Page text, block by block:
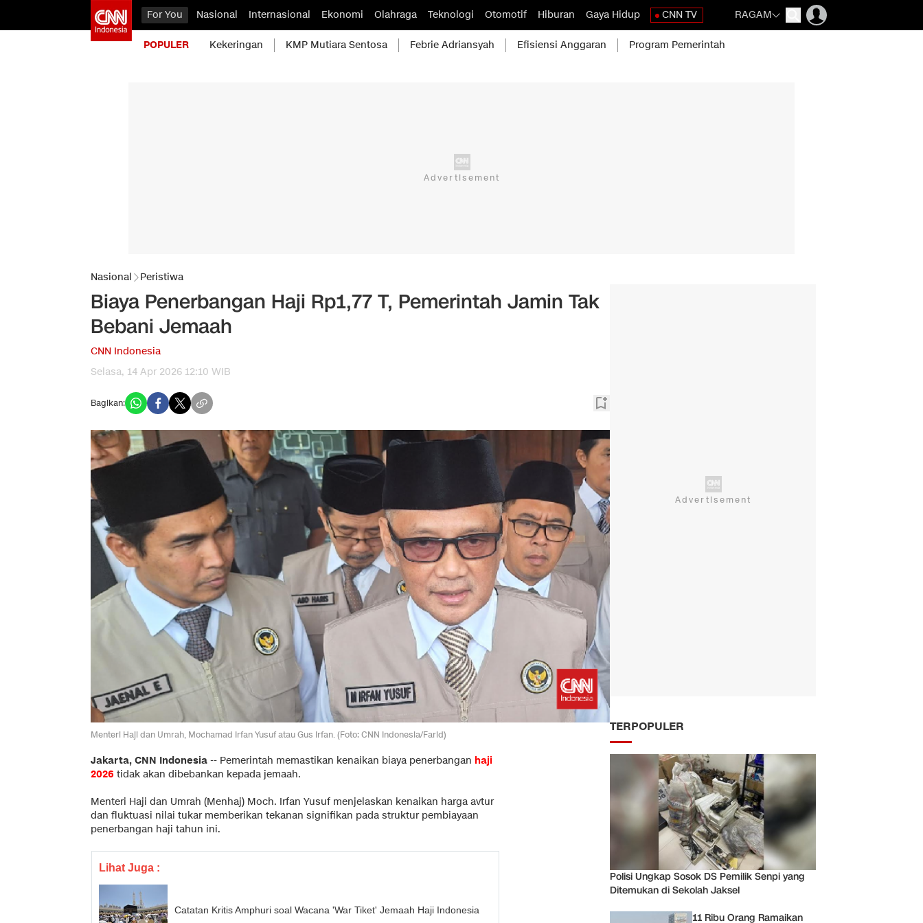
For You Nasional Internasional Ekonomi Olahraga Teknologi Otomotif Hiburan Gaya Hidup CNN TV RAGAM
POPULER Kekeringan KMP Mutiara Sentosa Febrie Adriansyah Efisiensi Anggaran Program Pemerintah
Nasional Peristiwa
Biaya Penerbangan Haji Rp1,77 T, Pemerintah Jamin Tak
Bebani Jemaah
CNN Indonesia
Selasa, 14 Apr 2026 12:10 WIB
Bagikan:
Menteri Haji dan Umrah, Mochamad Irfan Yusuf atau Gus Irfan. (Foto: CNN Indonesia/Farid)
Jakarta, CNN Indonesia -- Pemerintah memastikan kenaikan biaya penerbangan haji
2026 tidak akan dibebankan kepada jemaah.
Menteri Haji dan Umrah (Menhaj) Moch. Irfan Yusuf menjelaskan kenaikan harga avtur
dan fluktuasi nilai tukar memberikan tekanan signifikan pada struktur pembiayaan
penerbangan haji tahun ini.
Lihat Juga :
Catatan Kritis Amphuri soal Wacana 'War Tiket' Jemaah Haji Indonesia
TERPOPULER
Polisi Ungkap Sosok DS Pemilik Senpi yang
Ditemukan di Sekolah Jaksel
11 Ribu Orang Ramaikan